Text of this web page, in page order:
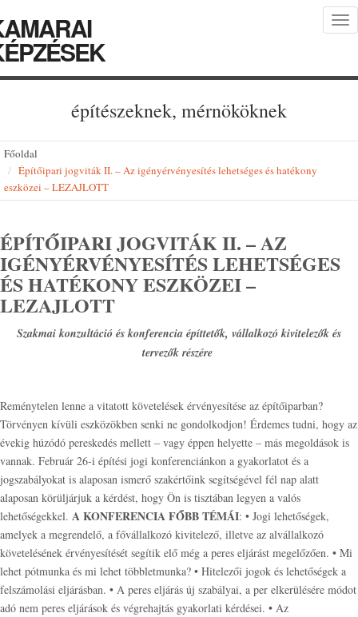
építészeknek, mérnököknek
Főoldal
Építőipari jogviták II. – Az igényérvényesítés lehetséges és hatékony
eszközei – LEZAJLOTT
ÉPÍTŐIPARI JOGVITÁK II. – AZ
IGÉNYÉRVÉNYESÍTÉS LEHETSÉGES
ÉS HATÉKONY ESZKÖZEI –
LEZAJLOTT
Szakmai konzultáció és konferencia építtetők, vállalkozó kivitelezők és
tervezők részére
Reménytelen lenne a vitatott követelések érvényesítése az építőiparban?
Törvényen kívüli eszközökben senki ne gondolkodjon! Érdemes tudni, hogy az
évekig húzódó pereskedés mellett – vagy éppen helyette – más megoldások is
vannak. Február 26-i építési jogi konferenciánkon a gyakorlatot és a
jogszabályokat is alaposan ismerő szakértőink segítségével fél nap alatt
alaposan körüljárjuk a kérdést, hogy Ön is tisztában legyen a valós
lehetőségekkel. A KONFERENCIA FŐBB TÉMÁI: • Jogi lehetőségek,
amelyek a megrendelő, a fővállalkozó kivitelező, illetve az alvállalkozó
követelésének érvényesítését segítik elő még a peres eljárást megelőzően. • Mi
lehet pótmunka és mi lehet többletmunka? • Hitelezői jogok és lehetőségek a
felszámolási eljárásban. • A peres eljárás új szabályai, a per elkerülésére módot
adó nem peres eljárások és végrehajtás gyakorlati kérdései. • Az